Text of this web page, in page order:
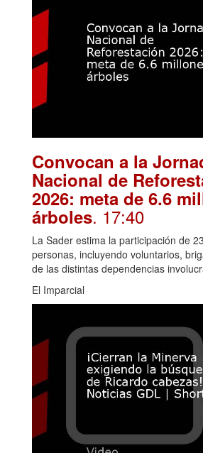
Convocan a la
Nacional de
2026: meta de 6.6
árboles. 17:40
La Sader estima la participación de
personas, incluyendo voluntarios,
de las distintas dependencias
El Imparcial